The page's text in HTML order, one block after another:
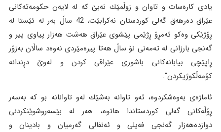
یادی كارەسات و تاوان و زوڵمێك نەبێ كە لە لایەن حكومەتەكانی
عێراق دەرهەق گەلی كوردستان نەكرابێت، 42 ساڵ بەر لە ئێستا لە
ڕۆژێكی وەكو ئەمڕۆ ڕژێمی پێشوی عێراق هەشت هەزار پیاوی پیر و
گەنجی بارزانی لە تەمەنی نۆ ساڵ هەتا پیرەمێردی نەوەد ساڵان بەزۆر
ڕاپێچی بیابانەكانی باشوری عێراقی كردن و لەوێ دڕندانە
كۆمەڵكوژیكردن".
ئاماژه‌ی به‌وه‌شكردوه‌، ئەو تاوانە بەشێك لەو تاوانانە بو كە بەسەر
ڕۆڵەكانی گەلی كوردستاندا هاتوە، هەر لە بێسەروشوێنكردنی
دوازدەهەزار گەنجی فەیلی و ئەنفالی گەرمیان و بادینان و